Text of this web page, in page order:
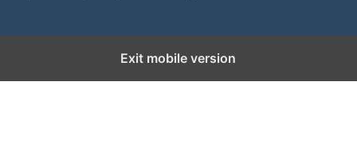
Exit mobile version